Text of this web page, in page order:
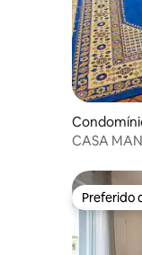
CASA
Preferido
Preferido